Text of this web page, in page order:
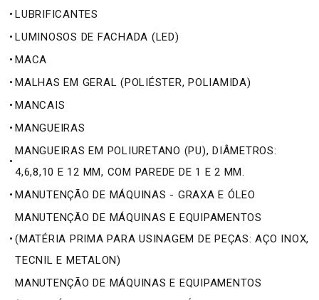
• LUBRIFICANTES
• LUMINOSOS DE FACHADA (LED)
• MACA
• MALHAS EM GERAL (POLIÉSTER, POLIAMIDA)
• MANCAIS
• MANGUEIRAS
•
MANGUEIRAS EM POLIURETANO (PU), DIÂMETROS:
4,6,8,10 E 12 MM, COM PAREDE DE 1 E 2 MM.
• MANUTENÇÃO DE MÁQUINAS - GRAXA E ÓLEO
•
MANUTENÇÃO DE MÁQUINAS E EQUIPAMENTOS
(MATÉRIA PRIMA PARA USINAGEM DE PEÇAS: AÇO INOX,
TECNIL E METALON)
MANUTENÇÃO DE MÁQUINAS E EQUIPAMENTOS